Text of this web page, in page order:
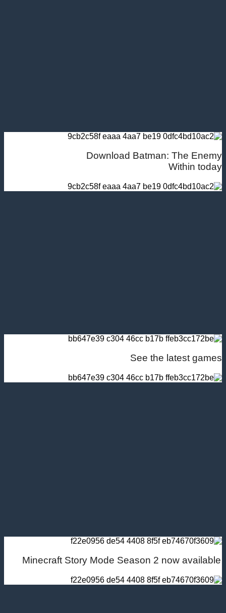
Download Batman: The Enemy
Within today
See the latest games
Minecraft Story Mode Season 2 now available